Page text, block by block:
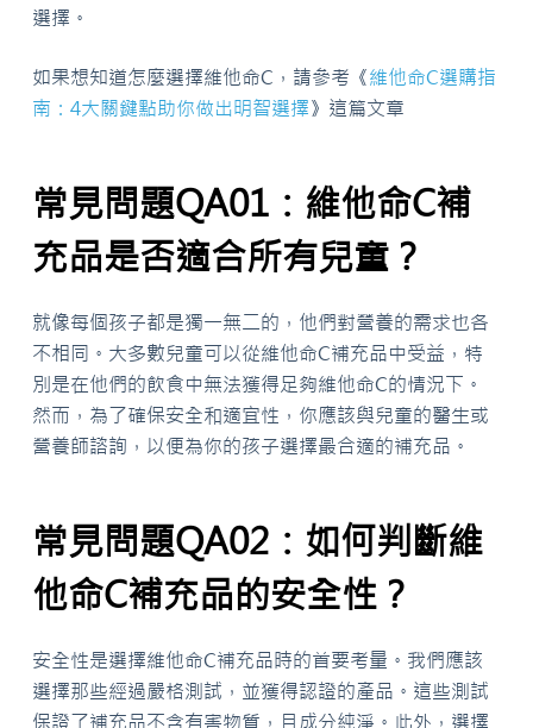
選擇。
如果想知道怎麼選擇維他命C，請參考《維他命C選購指
南：4大關鍵點助你做出明智選擇》這篇文章
常見問題QA01：維他命C補
充品是否適合所有兒童？
就像每個孩子都是獨一無二的，他們對營養的需求也各
不相同。大多數兒童可以從維他命C補充品中受益，特
別是在他們的飲食中無法獲得足夠維他命C的情況下。
然而，為了確保安全和適宜性，你應該與兒童的醫生或
營養師諮詢，以便為你的孩子選擇最合適的補充品。
常見問題QA02：如何判斷維
他命C補充品的安全性？
安全性是選擇維他命C補充品時的首要考量。我們應該
選擇那些經過嚴格測試，並獲得認證的產品。這些測試
保證了補充品不含有害物質，且成分純淨。此外，選擇